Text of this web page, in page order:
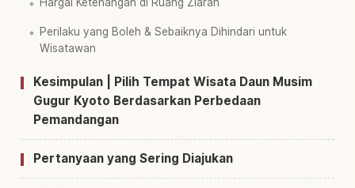
Perilaku yang Boleh & Sebaiknya Dihindari untuk
Wisatawan
Kesimpulan | Pilih Tempat Wisata Daun Musim
Gugur Kyoto Berdasarkan Perbedaan
Pemandangan
Pertanyaan yang Sering Diajukan